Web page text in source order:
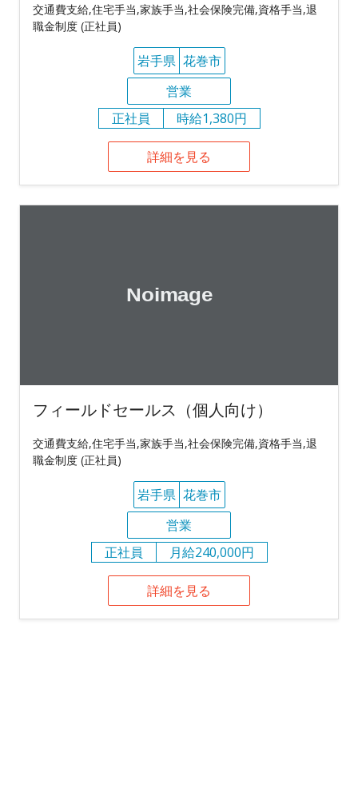
交通費支給,住宅手当,家族手当,社会保険完備,資格手当,退
職金制度 (正社員)
岩手県 花巻市
営業
正社員
時給1,380円
詳細を見る
フィールドセールス（個人向け）
交通費支給,住宅手当,家族手当,社会保険完備,資格手当,退
職金制度 (正社員)
岩手県 花巻市
営業
正社員
月給240,000円
詳細を見る